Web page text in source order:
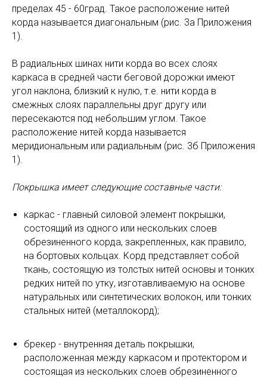
пределах 45 - 60град. Такое расположение нитей
корда называется диагональным (рис. 3а Приложения
1).
В радиальных шинах нити корда во всех слоях
каркаса в средней части беговой дорожки имеют
угол наклона, близкий к нулю, т.е. нити корда в
смежных слоях параллельны друг другу или
пересекаются под небольшим углом. Такое
расположение нитей корда называется
меридиональным или радиальным (рис. 3б Приложения
1).
Покрышка имеет следующие составные части:
каркас - главный силовой элемент покрышки,
состоящий из одного или нескольких слоев
обрезиненного корда, закрепленных, как правило,
на бортовых кольцах. Корд представляет собой
ткань, состоящую из толстых нитей основы и тонких
редких нитей по утку, изготавливаемую на основе
натуральных или синтетических волокон, или тонких
стальных нитей (металлокорд);
брекер - внутренняя деталь покрышки,
расположенная между каркасом и протектором и
состоящая из нескольких слоев обрезиненного